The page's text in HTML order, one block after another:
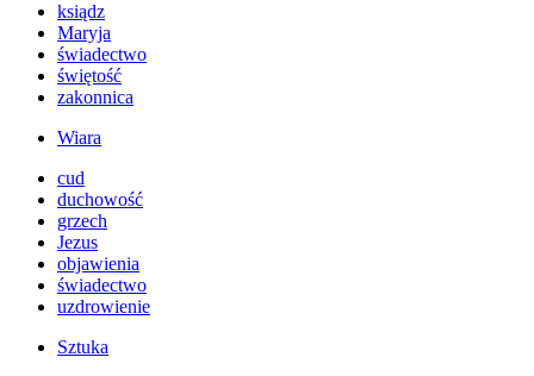
ksiądz
Maryja
świadectwo
świętość
zakonnica
Wiara
cud
duchowość
grzech
Jezus
objawienia
świadectwo
uzdrowienie
Sztuka